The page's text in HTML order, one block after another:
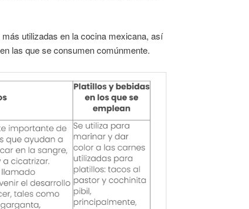
utilizadas en la cocina mexicana, así
las que se consumen comúnmente.